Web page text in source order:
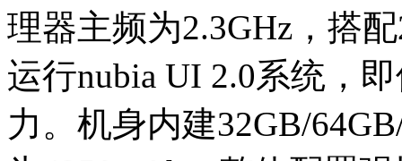
理器主频为2.3GHz，搭
运行nubia UI 2.0系统，
力。机身内建32GB/